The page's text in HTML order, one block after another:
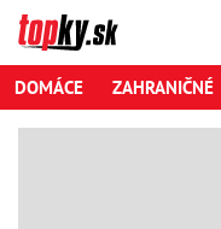
DOMÁCE ZAHRANIČNÉ